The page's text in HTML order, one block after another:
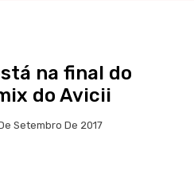
na final do
do Avicii
Setembro De 2017